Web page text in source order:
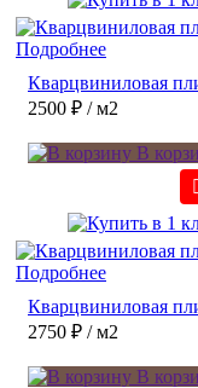
Подробнее
Кварцвиниловая
2500 ₽ / м2
В
Подробнее
Кварцвиниловая
2750 ₽ / м2
В